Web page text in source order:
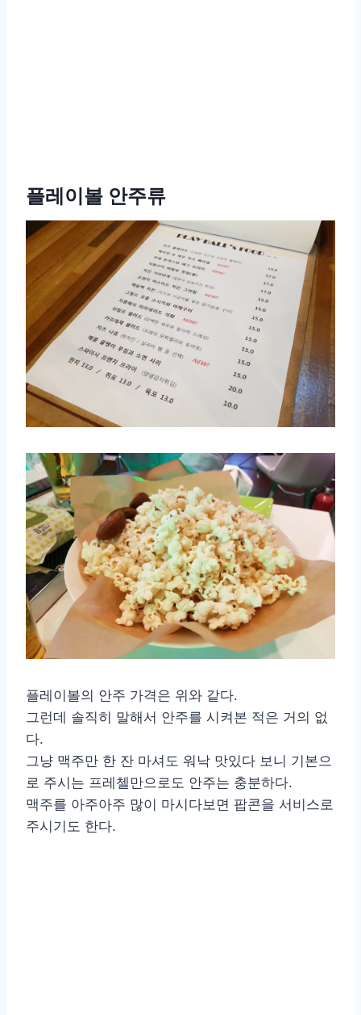
플레이볼 안주류
플레이볼의 안주 가격은 위와 같다.
그런데 솔직히 말해서 안주를 시켜본 적은 거의 없
다.
그냥 맥주만 한 잔 마셔도 워낙 맛있다 보니 기본으
로 주시는 프레첼만으로도 안주는 충분하다.
맥주를 아주아주 많이 마시다보면 팝콘을 서비스로
주시기도 한다.